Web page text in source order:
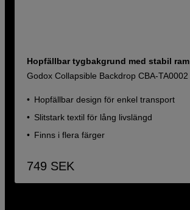
Hopfällbar tygbakgrund med stabil ram
Godox Collapsible Backdrop CBA-TA0002
Hopfällbar design för enkel transport
Slitstark textil för lång livslängd
Finns i flera färger
749 SEK